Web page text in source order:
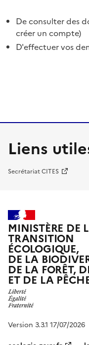
De consulter des
créer un compte)
D'effectuer vos
Liens
Secrétariat CITES
MINISTÈRE DE
TRANSITION
ÉCOLOGIQUE,
DE LA
DE LA FORÊT,
ET DE LA
Version 3.3.1 17/07/2026